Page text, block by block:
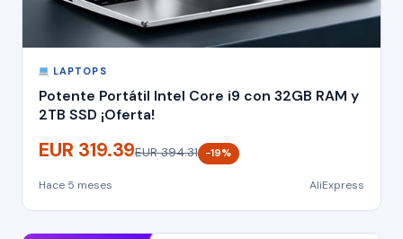
LAPTOPS
Potente Portátil Intel Core i9 con 32GB RAM y
2TB SSD ¡Oferta!
EUR 319.39EUR 394.31 −19%
Hace 5 meses AliExpress